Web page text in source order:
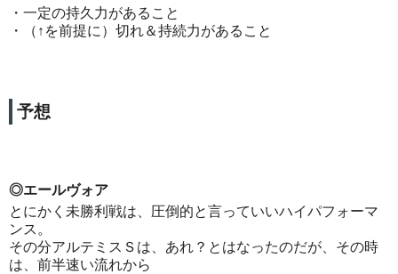
・一定の持久力があること
・（↑を前提に）切れ＆持続力があること
予想
◎エールヴォア
とにかく未勝利戦は、圧倒的と言っていいハイパフォーマ
ンス。
その分アルテミスＳは、あれ？とはなったのだが、その時
は、前半速い流れから